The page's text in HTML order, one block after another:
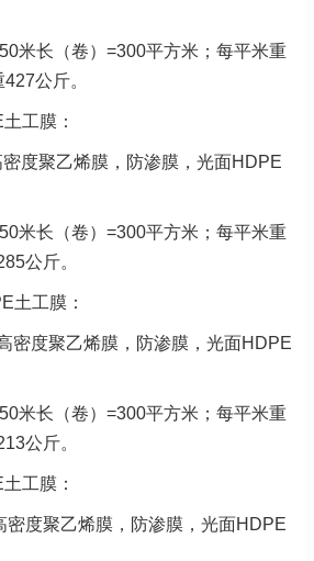
米长（卷）=300平方米；每平米重
公斤。
工膜：
度聚乙烯膜，防渗膜，光面HDPE
米长（卷）=300平方米；每平米重
公斤。
土工膜：
密度聚乙烯膜，防渗膜，光面HDPE
米长（卷）=300平方米；每平米重
公斤。
工膜：
密度聚乙烯膜，防渗膜，光面HDPE